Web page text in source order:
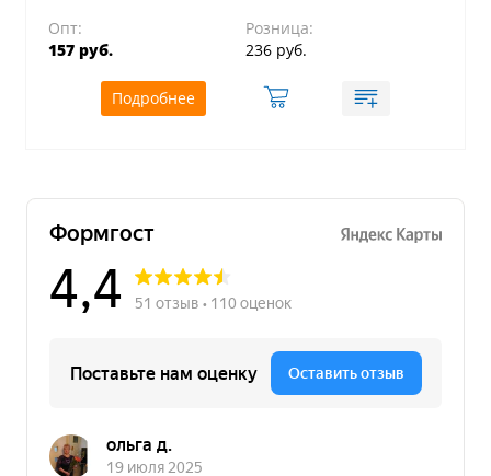
Опт:
157 руб.
Розница:
236 руб.
Подробнее